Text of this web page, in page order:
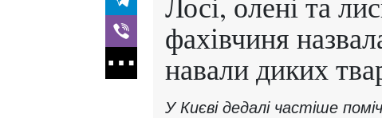
фахівчиня
навали диких
У Києві дедалі частіше